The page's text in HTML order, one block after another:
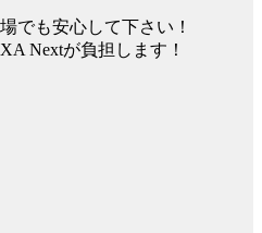
でも安心して下さい！
Nextが負担します！